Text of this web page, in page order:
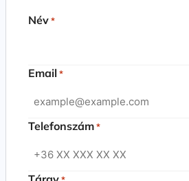
Név *
Email *
Telefonszám *